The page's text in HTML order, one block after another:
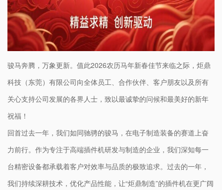
骏马奔腾，万象更新。值此2026农历马年新春佳节来临之际，炬鼎
科技（东莞）有限公司向全体员工、合作伙伴、客户朋友以及所有
关心支持公司发展的各界人士，致以最诚挚的问候和最美好的新年
祝福！
回首过去一年，我们如同驰骋的骏马，在电子制造装备的赛道上奋
力前行。作为专注于高端插件机研发与制造的企业，我们深知每一
台精密设备都承载着客户对效率与品质的极致追求。过去的一年，
我们持续深耕技术，优化产品性能，让“炬鼎制造”的插件机在更广阔